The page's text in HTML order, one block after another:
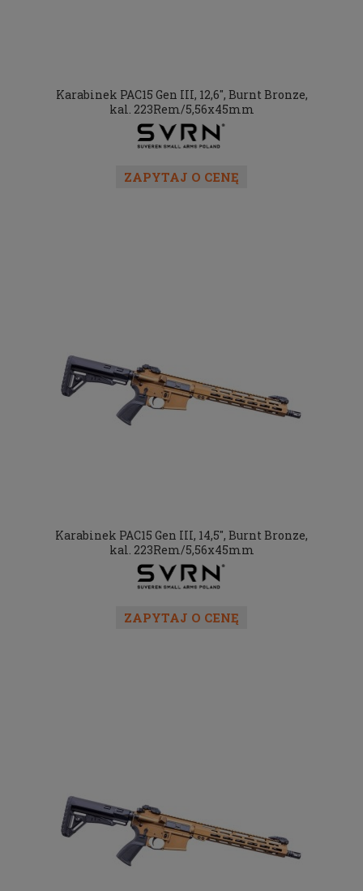
Karabinek PAC15 Gen III, 12,6", Burnt Bronze,
kal. 223Rem/5,56x45mm
ZAPYTAJ O CENĘ
Karabinek PAC15 Gen III, 14,5", Burnt Bronze,
kal. 223Rem/5,56x45mm
ZAPYTAJ O CENĘ